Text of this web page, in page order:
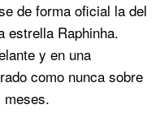
de forma oficial la del
estrella Raphinha.
y en una
como nunca sobre
meses.